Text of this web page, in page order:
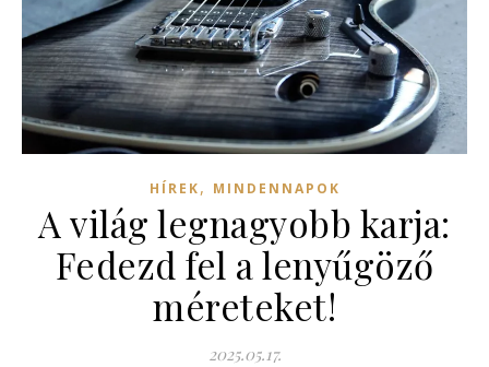
HÍREK, MINDENNAPOK
A világ legnagyobb karja:
Fedezd fel a lenyűgöző
méreteket!
2025.05.17.